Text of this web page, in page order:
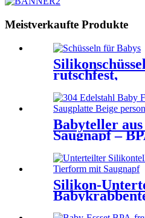
Meistverkaufte Produkte
rutschfest,
Babyteller
Saugnapf –
Silikon,
und
YSC
Silikon-
Saugnapf | YSC